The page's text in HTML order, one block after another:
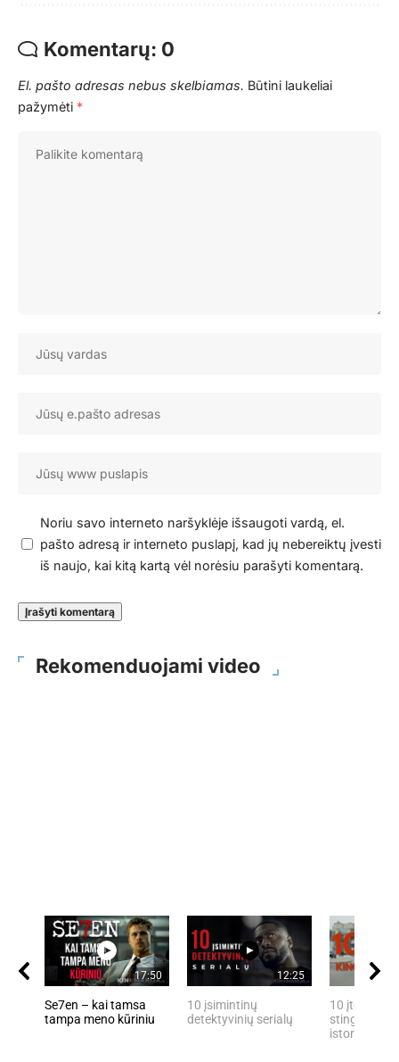
Komentarų: 0
El. pašto adresas nebus skelbiamas. Būtini laukeliai
pažymėti *
Noriu savo interneto naršyklėje išsaugoti vardą, el.
pašto adresą ir interneto puslapį, kad jų nebereiktų įvesti
iš naujo, kai kitą kartą vėl norėsiu parašyti komentarą.
Rekomenduojami video
17:50
Se7en – kai tamsa
tampa meno kūriniu
12:25
10 įsimintinų
detektyvinių serialų
10 įtemptų,
stingdančių
istorijų